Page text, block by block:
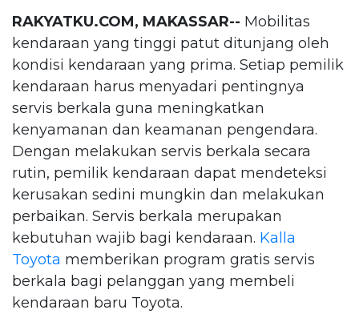
RAKYATKU.COM, MAKASSAR-- Mobilitas
kendaraan yang tinggi patut ditunjang oleh
kondisi kendaraan yang prima. Setiap pemilik
kendaraan harus menyadari pentingnya
servis berkala guna meningkatkan
kenyamanan dan keamanan pengendara.
Dengan melakukan servis berkala secara
rutin, pemilik kendaraan dapat mendeteksi
kerusakan sedini mungkin dan melakukan
perbaikan. Servis berkala merupakan
kebutuhan wajib bagi kendaraan. Kalla
Toyota memberikan program gratis servis
berkala bagi pelanggan yang membeli
kendaraan baru Toyota.